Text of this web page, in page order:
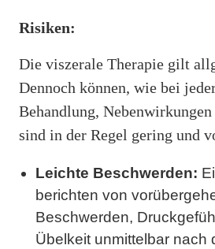
Risiken:
Die viszerale Therapie gilt
Dennoch können, wie bei
Behandlung,
sind in der Regel gering und
Leichte Beschwerden:
berichten von
Beschwerden,
Übelkeit unmittelbar nach